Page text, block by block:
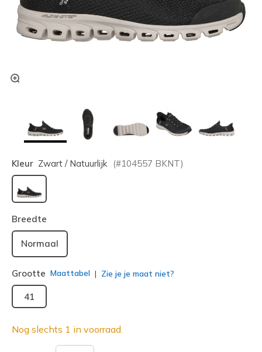
Kleur Zwart / Natuurlijk (#104557 BKNT)
geselecteerd
Breedte
Normaal
Grootte Maattabel Zie je je maat niet?
41
Nog slechts 1 in voorraad.